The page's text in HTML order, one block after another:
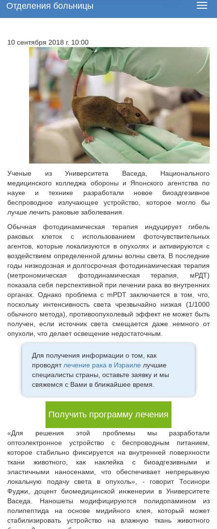
Отделения больницы
10 сентября 2018 г. 10:00
Ученые из Университета Васеда, Национального
медицинского колледжа обороны и Японского агентства по
науке и технике разработали новое биоадгезивное
беспроводное излучающее устройство, которое могло бы
лучше лечить раковые заболевания.
Обычная фотодинамическая терапия индуцирует гибель
раковых клеток с использованием фоточувствительных
агентов, которые локализуются в опухолях и активируются с
воздействием определенной длины волны света. В последние
годы низкодозная и долгосрочная фотодинамическая терапия
(метрономическая фотодинамическая терапия, мРДТ)
показала себя перспективной при лечении рака во внутренних
органах. Однако проблема с mPDT заключается в том, что,
поскольку интенсивность света чрезвычайно низкая (1/1000
обычного метода), противоопухолевый эффект не может быть
получен, если источник света смещается даже немного от
опухоли, что делает освещение недостаточным.
Для получения информации о том, как
проводят лечение рака в Израиле лучшие
специалисты страны, оставьте заявку и мы
свяжемся с Вами в ближайшее время.
Получить программу лечения
«Для решения этой проблемы мы разработали
оптоэлектронное устройство с беспроводным питанием,
которое стабильно фиксируется на внутренней поверхности
ткани животного, как наклейка с биоадгезивными и
эластичными наносенами, что обеспечивает непрерывную
локальную подачу света в опухоль», - говорит Тосинори
Фуджи, доцент биомедицинской инженерии в Университете
Васеда. Наношеты модифицируются полидопамином из
полипептида на основе мидийного клея, который может
стабилизировать устройство на влажную ткань животного